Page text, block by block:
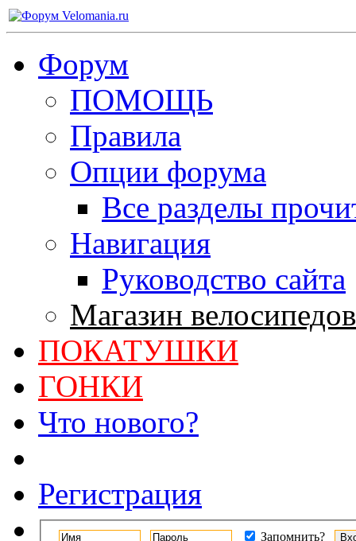
Форум
ПОМОЩЬ
Правила
Опции форума
Все разделы
Навигация
Руководство сайта
Магазин
ПОКАТУШКИ
ГОНКИ
Что нового?
Регистрация
Запомнить?